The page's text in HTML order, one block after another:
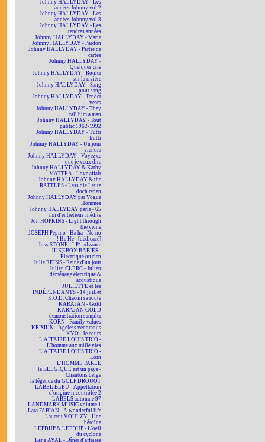
Johnny HALLYDAY - Les
années Johnny vol.2
Johnny HALLYDAY - Les
années Johnny vol.3
Johnny HALLYDAY - Les
tendres années
Johnny HALLYDAY - Marie
Johnny HALLYDAY - Pardon
Johnny HALLYDAY - Partie de
cartes
Johnny HALLYDAY -
Quelques cris
Johnny HALLYDAY - Rouler
sur la rivière
Johnny HALLYDAY - Sang
pour sang
Johnny HALLYDAY - Tender
years
Johnny HALLYDAY - They
call him a man
Johnny HALLYDAY - Tout
public 1962-1992
Johnny HALLYDAY - Tutti
frutti
Johnny HALLYDAY - Un jour
viendra
Johnny HALLYDAY - Voyez ce
que je veux dire
Johnny HALLYDAY & Kathy
MATTEA - Love affair
Johnny HALLYDAY & the
RATTLES - Lass die Leute
doch reden
Johnny HALLYDAY par Vogue
Hommes
Johnny HALLYDAY parle - 65
mn d'entretiens inédits
Jon HOPKINS - Light through
the veins
JOSEPH Pepino - Ha ha ! No no
! He He ! [dédicacé]
Joss STONE - LP1 advance
JUKEBOX BABIES -
Électrique ou rien
Julie REINS - Reine d'un jour
Julien CLERC - Julien
déménage électrique &
acoustique
JULIETTE et les
INDÉPENDANTS - 14 juillet
K.O.D. Chacun sa route
KARAJAN - Gold
KARAJAN GOLD
demonstration sampler
KORN - Family values
KRISIUN - Ageless venomous
KYO - Je cours
L'AFFAIRE LOUIS TRIO -
L'homme aux mille vies
L'AFFAIRE LOUIS TRIO -
Loin
L'HOMME PARLE
la BELGIQUE est un pays -
Chantons belge
la légende du GOLF DROUOT
LABEL BLEU - Appellation
d'origine incontrôlée 2
LABELS automne 97
LANDMARK MUSIC volume 1
Lara FABIAN - A wonderful life
Laurent VOULZY - Une
héroïne
LEFDUP & LEFDUP - L'oeil
du cyclone
Lena AYAL - Dîner d'affaires